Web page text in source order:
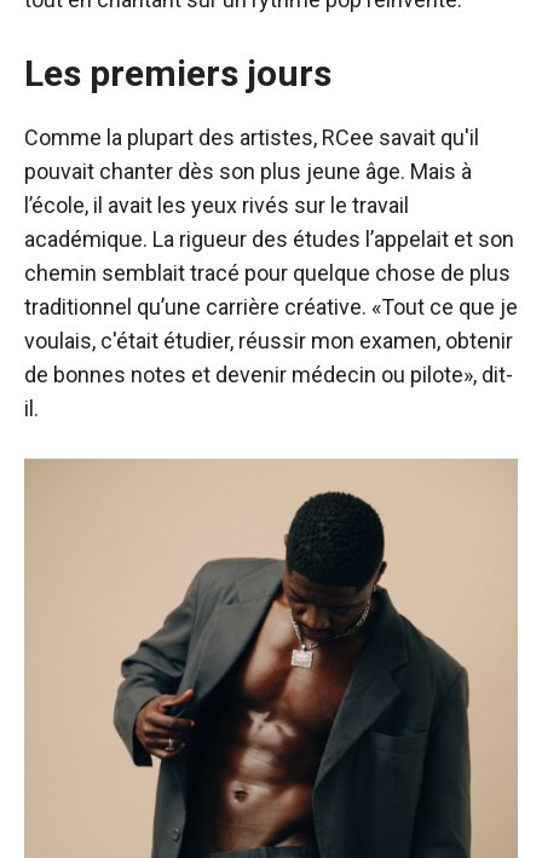
Les premiers jours
Comme la plupart des artistes, RCee savait qu'il
pouvait chanter dès son plus jeune âge. Mais à
l’école, il avait les yeux rivés sur le travail
académique. La rigueur des études l’appelait et son
chemin semblait tracé pour quelque chose de plus
traditionnel qu’une carrière créative. «Tout ce que je
voulais, c'était étudier, réussir mon examen, obtenir
de bonnes notes et devenir médecin ou pilote», dit-
il.